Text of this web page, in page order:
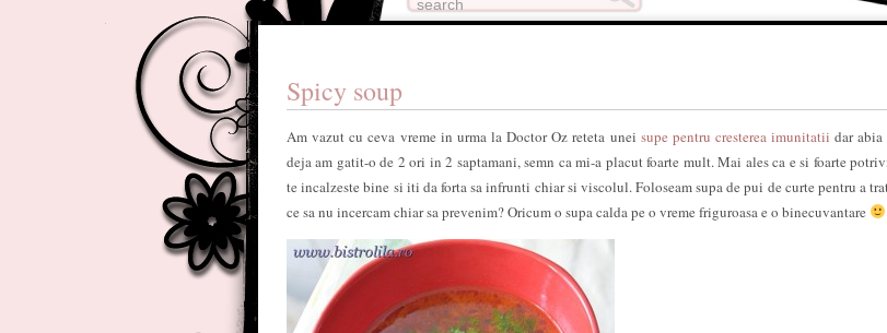
Spicy soup
Am vazut cu ceva vreme in urma la Doctor Oz reteta unei supe pentru cresterea imunitatiidar
deja am gatit-o de 2 ori in 2 saptamani, semn ca mi-a placut foarte mult. Mai ales ca e si foarte
te incalzeste bine si iti da forta sa infrunti chiar si viscolul. Foloseam supa de pui de curte pentru a
ce sa nu incercam chiar sa prevenim? Oricum o supa calda pe o vreme friguroasa e o binecuvantare